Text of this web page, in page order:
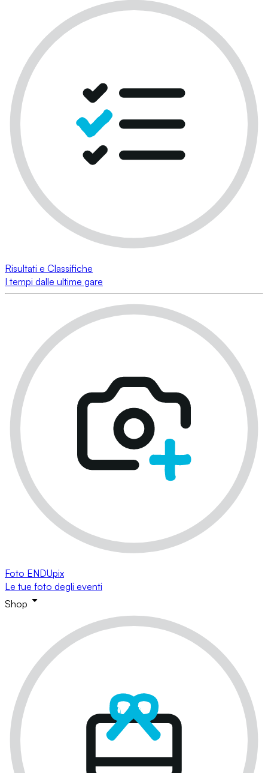
Risultati e Classifiche
I tempi dalle ultime gare
Foto ENDUpix
Le tue foto degli eventi
Shop